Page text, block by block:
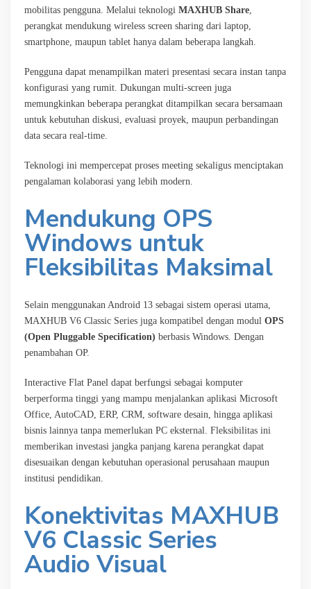
mobilitas pengguna. Melalui teknologi MAXHUB Share
perangkat mendukung wireless screen sharing dari laptop,
smartphone, maupun tablet hanya dalam beberapa langkah.
Pengguna dapat menampilkan materi presentasi secara instan tanpa
konfigurasi yang rumit. Dukungan multi-screen juga
memungkinkan beberapa perangkat ditampilkan secara bersamaan
untuk kebutuhan diskusi, evaluasi proyek, maupun perbandingan
data secara real-time.
Teknologi ini mempercepat proses meeting sekaligus menciptakan
pengalaman kolaborasi yang lebih modern.
Mendukung OPS
Windows untuk
Fleksibilitas Maksimal
Selain menggunakan Android 13 sebagai sistem operasi utama,
MAXHUB V6 Classic Series juga kompatibel dengan modul OPS
(Open Pluggable Specification) berbasis Windows. Dengan
penambahan OP.
Interactive Flat Panel dapat berfungsi sebagai komputer
berperforma tinggi yang mampu menjalankan aplikasi Microsoft
Office, AutoCAD, ERP, CRM, software desain, hingga aplikasi
bisnis lainnya tanpa memerlukan PC eksternal. Fleksibilitas ini
memberikan investasi jangka panjang karena perangkat dapat
disesuaikan dengan kebutuhan operasional perusahaan maupun
institusi pendidikan.
Konektivitas MAXHUB
V6 Classic Series
Audio Visual